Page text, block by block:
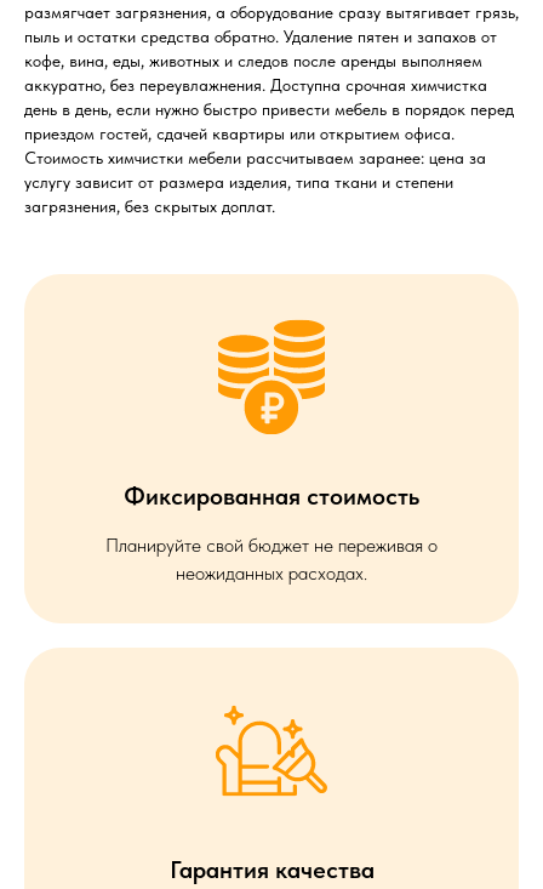
размягчает загрязнения, а оборудование сразу вытягивает грязь,
пыль и остатки средства обратно. Удаление пятен и запахов от
кофе, вина, еды, животных и следов после аренды выполняем
аккуратно, без переувлажнения. Доступна срочная химчистка
день в день, если нужно быстро привести мебель в порядок перед
приездом гостей, сдачей квартиры или открытием офиса.
Стоимость химчистки мебели рассчитываем заранее: цена за
услугу зависит от размера изделия, типа ткани и степени
загрязнения, без скрытых доплат.
Фиксированная стоимость
Планируйте свой бюджет не переживая о
неожиданных расходах.
Гарантия качества